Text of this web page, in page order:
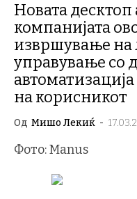
Новата
компанијата
извршување на
управување со
на корисникот
Од Мишо Лекиќ -
Фото: Manus